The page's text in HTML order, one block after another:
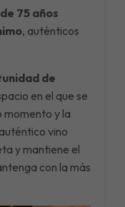
75 años
, auténticos
de
en el que se
y la
vino
y mantiene el
con la más